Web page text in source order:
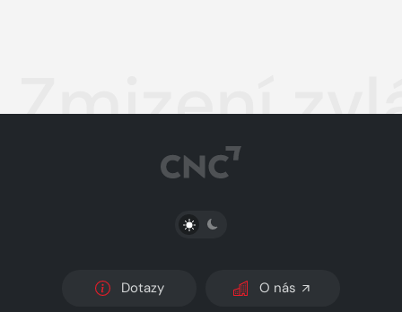
Zmizení
PŘEPNOUT SVĚTLÝ/TMAVÝ REŽIM
Dotazy O nás